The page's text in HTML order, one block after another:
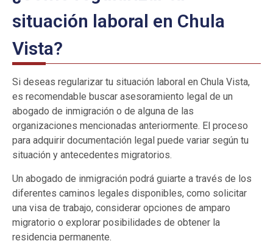
situación laboral en Chula
Vista?
Si deseas regularizar tu situación laboral en Chula Vista,
es recomendable buscar asesoramiento legal de un
abogado de inmigración o de alguna de las
organizaciones mencionadas anteriormente. El proceso
para adquirir documentación legal puede variar según tu
situación y antecedentes migratorios.
Un abogado de inmigración podrá guiarte a través de los
diferentes caminos legales disponibles, como solicitar
una visa de trabajo, considerar opciones de amparo
migratorio o explorar posibilidades de obtener la
residencia permanente.